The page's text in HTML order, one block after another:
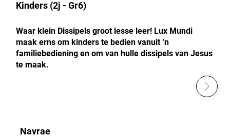
Waar klein Dissipels groot lesse leer! Lux Mundi
maak erns om kinders te bedien vanuit ‘n
familiebediening en om van hulle dissipels van Jesus
te maak.
Kinders (2j - Gr6)
Navrae